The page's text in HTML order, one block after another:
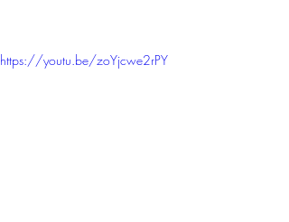
https://youtu.be/zoYjcwe2rPY